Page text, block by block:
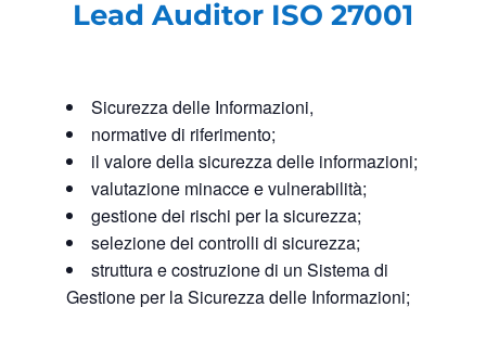
Lead Auditor ISO 27001
Sicurezza delle Informazioni,
normative di riferimento;
il valore della sicurezza delle informazioni;
valutazione minacce e vulnerabilità;
gestione dei rischi per la sicurezza;
selezione dei controlli di sicurezza;
struttura e costruzione di un Sistema di
Gestione per la Sicurezza delle Informazioni;